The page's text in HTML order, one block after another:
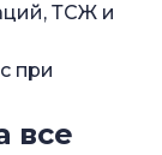
ТСЖ и
при
все